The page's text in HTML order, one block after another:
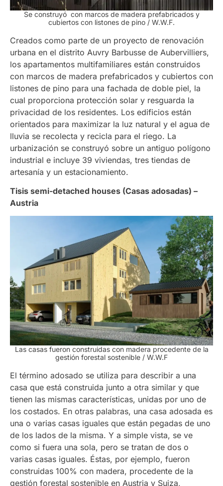
Se construyó con marcos de madera prefabricados y
cubiertos con listones de pino / W.W.F.
Creados como parte de un proyecto de renovación
urbana en el distrito Auvry Barbusse de Aubervilliers,
los apartamentos multifamiliares están construidos
con marcos de madera prefabricados y cubiertos con
listones de pino para una fachada de doble piel, la
cual proporciona protección solar y resguarda la
privacidad de los residentes. Los edificios están
orientados para maximizar la luz natural y el agua de
lluvia se recolecta y recicla para el riego. La
urbanización se construyó sobre un antiguo polígono
industrial e incluye 39 viviendas, tres tiendas de
artesanía y un estacionamiento.
Tisis semi-detached houses (Casas adosadas) –
Austria
Las casas fueron construidas con madera procedente de la
gestión forestal sostenible / W.W.F
El término adosado se utiliza para describir a una
casa que está construida junto a otra similar y que
tienen las mismas características, unidas por uno de
los costados. En otras palabras, una casa adosada es
una o varias casas iguales que están pegadas de uno
de los lados de la misma. Y a simple vista, se ve
como si fuera una sola, pero se tratan de dos o
varias casas iguales. Éstas, por ejemplo, fueron
construidas 100% con madera, procedente de la
gestión forestal sostenible en Austria y Suiza,